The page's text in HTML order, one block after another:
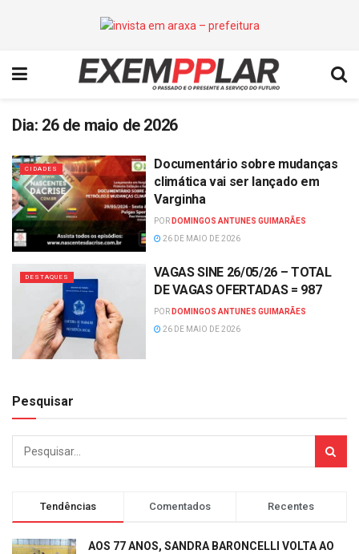
Dia: 26 de maio de 2026
CIDADES
Documentário sobre mudanças
climática vai ser lançado em
Varginha
POR DOMINGOS ANTUNES GUIMARÃES
26 DE MAIO DE 2026
DESTAQUES
VAGAS SINE 26/05/26 – TOTAL
DE VAGAS OFERTADAS = 987
POR DOMINGOS ANTUNES GUIMARÃES
26 DE MAIO DE 2026
Pesquisar
Tendências Comentados Recentes
AOS 77 ANOS, SANDRA BARONCELLI VOLTA AO